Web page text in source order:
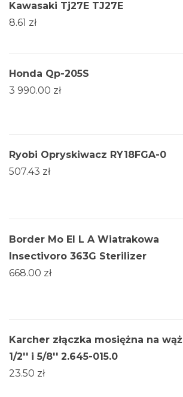
Kawasaki Tj27E TJ27E
8.61 zł
Honda Qp-205S
3 990.00 zł
Ryobi Opryskiwacz RY18FGA-0
507.43 zł
Border Mo El L A Wiatrakowa
Insectivoro 363G Sterilizer
668.00 zł
Karcher złączka mosiężna na wąż
1/2'' i 5/8'' 2.645-015.0
23.50 zł